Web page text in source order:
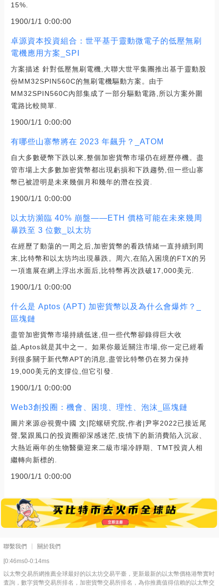
15%.
1900/1/1 0:00:00
卓源資本投資組合：世平基于靈動微電子的低壓無刷
電機應用方案_SPI
方案描述 針對低壓無刷電機,大聯大世平集團推出基于靈動股
份MM32SPIN560C的無刷電機驅動方案。由于
MM32SPIN560C內部集成了一部分驅動電路,所以方案外圍
電路比較簡單.
1900/1/1 0:00:00
有哪些山寨幣將在 2023 年飆升？_ATOM
自大多數硬幣下跌以來,整個加密貨幣市場仍在經歷停機。盡
管市場上大多數加密貨幣都出現虧損和下跌趨勢,但一些山寨
幣已被證明是未來幾個月和幾年的潛在投資.
1900/1/1 0:00:00
以太坊瀕臨 40% 崩盤——ETH 價格可能在未來幾周
暴跌至 3 位數_以太坊
在經歷了動蕩的一周之后,加密貨幣的看跌情緒一直持續到周
末,比特幣和以太坊均出現暴跌。周六,在陷入困境的FTX的另
一項進展在網上浮出水面后,比特幣再次跌破17,000美元.
1900/1/1 0:00:00
什么是 Aptos (APT) 加密貨幣以及為什么會爆炸？_
區塊鏈
盡管加密貨幣市場持續低迷,但一些代幣卻錄得巨大收
益,Aptos就是其中之一。如果你最近關注市場,你一定已經看
到很多關于新代幣APT的消息,盡管比特幣仍在努力保持
19,000美元的支撐位,但它引發.
1900/1/1 0:00:00
Web3創投圈：機會、困境、理性、泡沫_區塊鏈
圖片來源@視覺中國 文|陀螺研究院,作者|尹寧2022已接近尾
聲,緊跟風口的投資圈卻深感迷茫,疫情下的新消費陷入沉寂、
大熱近兩年的生物醫藥迎來二級市場冷靜期、TMT投資人相
繼轉向新標的.
1900/1/1 0:00:00
聯繫我們 關於我們
[0:46ms0-0:14ms
以太幣交易所網推薦全球最好的以太坊交易平臺，更新最新的以太幣價格港幣實时
査詢，數字貨幣交易所排名，加密貨幣交易所排名，為你推薦值得信賴的以太幣交